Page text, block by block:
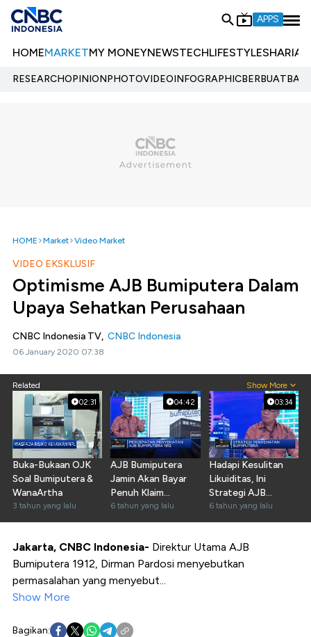
APPS
HOMEMARKETMY MONEYNEWSTECHLIFESTYLESHARIA
RESEARCHOPINIONPHOTOVIDEOINFOGRAPHIC
HOME Market Video Market
VIDEO EKSKLUSIF
Optimisme AJB Bumiputera Dalam
Upaya Sehatkan Perusahaan
CNBC Indonesia TV, CNBC Indonesia
06 January 2020 07:38
Related Show More
02:31
Buka-Bukaan OJK
Soal Bumiputera &
WanaArtha
3 tahun yang lalu
04:42
AJB Bumiputera
Jamin Akan Bayar
Penuh Klaim
Asuransi Nasabah
6 tahun yang lalu
03:34
Hadapi Kesulitan
Likuiditas, Ini
Strategi AJB
Bumiputera 1912
6 tahun yang lalu
Jakarta, CNBC Indonesia- Direktur Utama AJB
Bumiputera 1912, Dirman Pardosi menyebutkan
permasalahan yang menyebut...
Show More
Bagikan: